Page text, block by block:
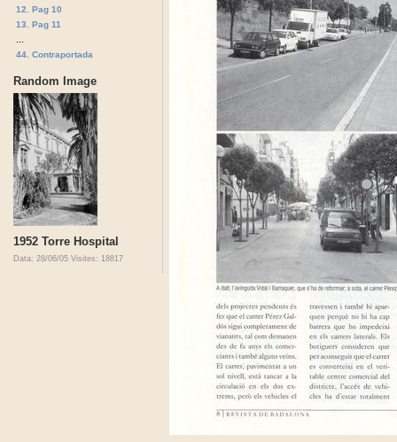
12. Pag 10
13. Pag 11
44. Contraportada
Random Image
1952 Torre Hospital
Data: 28/06/05 Visites: 18817